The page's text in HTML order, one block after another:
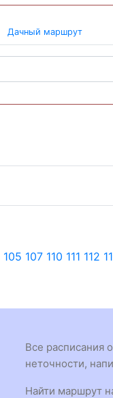
Дачный маршрут
105 107 110 111 112
Все расписания
неточности,
Найти маршрут